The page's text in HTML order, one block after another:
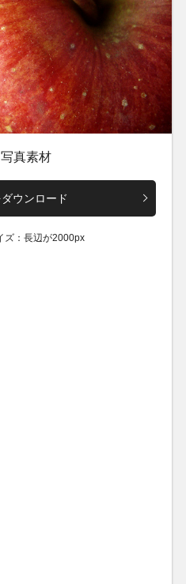
真素材
ウンロード
ズ：長辺が2000px